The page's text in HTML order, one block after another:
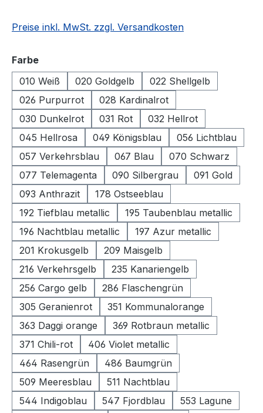
Preise inkl. MwSt. zzgl. Versandkosten
Farbeauswählen
010 Weiß
020 Goldgelb
022 Shellgelb
026 Purpurrot
028 Kardinalrot
030 Dunkelrot
031 Rot
032 Hellrot
045 Hellrosa
049 Königsblau
056 Lichtblau
057 Verkehrsblau
067 Blau
070 Schwarz
077 Telemagenta
090 Silbergrau
091 Gold
093 Anthrazit
178 Ostseeblau
192 Tiefblau metallic
195 Taubenblau metallic
196 Nachtblau metallic
197 Azur metallic
201 Krokusgelb
209 Maisgelb
216 Verkehrsgelb
235 Kanariengelb
256 Cargo gelb
286 Flaschengrün
305 Geranienrot
351 Kommunalorange
363 Daggi orange
369 Rotbraun metallic
371 Chili-rot
406 Violet metallic
464 Rasengrün
486 Baumgrün
509 Meeresblau
511 Nachtblau
544 Indigoblau
547 Fjordblau
553 Lagune